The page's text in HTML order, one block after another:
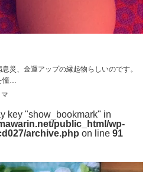
災、金運アップの縁起物らしいのです。
憧…
key "show_bookmark" in
public_html/wp-
archive.php on line 91